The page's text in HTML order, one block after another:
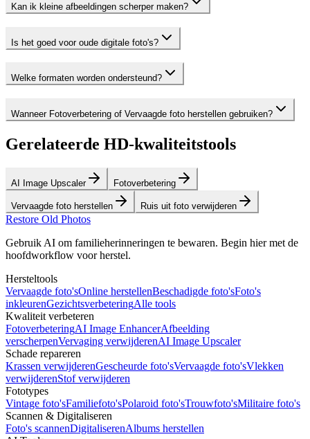
Kan ik kleine afbeeldingen scherper maken?
Is het goed voor oude digitale foto's?
Welke formaten worden ondersteund?
Wanneer Fotoverbetering of Vervaagde foto herstellen gebruiken?
Gerelateerde HD-kwaliteitstools
AI Image Upscaler Fotoverbetering
Vervaagde foto herstellen Ruis uit foto verwijderen
Restore Old Photos
Gebruik AI om familieherinneringen te bewaren. Begin hier met de
hoofdworkflow voor herstel.
Hersteltools
Vervaagde foto'sOnline herstellenBeschadigde foto'sFoto's
inkleurenGezichtsverbeteringAlle tools
Kwaliteit verbeteren
FotoverbeteringAI Image EnhancerAfbeelding
verscherpenVervaging verwijderenAI Image Upscaler
Schade repareren
Krassen verwijderenGescheurde foto'sVervaagde foto'sVlekken
verwijderenStof verwijderen
Fototypes
Vintage foto'sFamiliefoto'sPolaroid foto'sTrouwfoto'sMilitaire foto's
Scannen & Digitaliseren
Foto's scannenDigitaliserenAlbums herstellen